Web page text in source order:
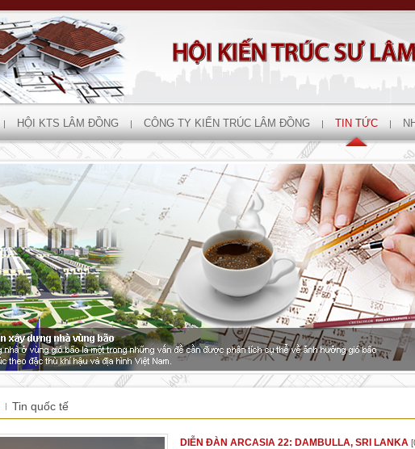
HỘI KTS LÂM ĐỒNG CÔNG TY KIẾN TRÚC LÂM ĐỒNG TIN TỨC
Tin quốc tế
DIỄN ĐÀN ARCASIA 22: DAMBULLA, SRI LANKA